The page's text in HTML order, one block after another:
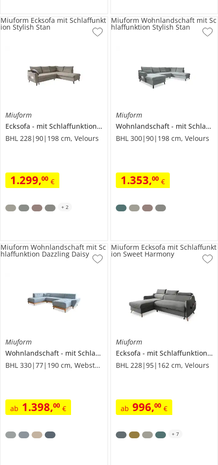
Miuform
Ecksofa
mit Schlaffunktion
Stylish Stan
BHL 228|90|198 cm, Velours
1.299,00 €
Miuform Ecksofa mit Schlaffunkt
ion Stylish Stan
+ 2
Miuform
Wohnlandschaft
mit Schlaffunktion
BHL 300|90|198 cm, Velours
1.353,00 €
Miuform Wohnlandschaft mit Sc
hlaffunktion Stylish Stan
Miuform
Wohnlandschaft
mit Schlaffunktion
Dazzling Daisy
BHL 330|77|190 cm, Webstoff
ab 1.398,00 €
Miuform Wohnlandschaft mit Sc
hlaffunktion Dazzling Daisy
Miuform
Ecksofa
mit Schlaffunktion
BHL 228|95|162 cm, Velours
ab 996,00 €
Miuform Ecksofa mit Schlaffunkt
ion Sweet Harmony
+ 7